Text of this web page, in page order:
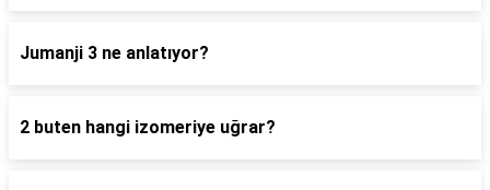
Jumanji 3 ne anlatıyor?
2 buten hangi izomeriye uğrar?